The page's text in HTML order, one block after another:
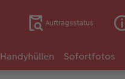
Auftragsstatus
Handyhüllen Sofortfotos